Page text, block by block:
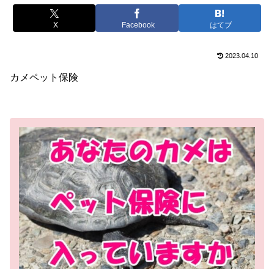
X Facebook はてブ
2023.04.10
カメペット保険